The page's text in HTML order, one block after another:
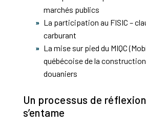
marchés publics
La participation au FISIC –
carburant
La mise sur pied du MIQC
québécoise de la
douaniers
Un processus de
s’entame